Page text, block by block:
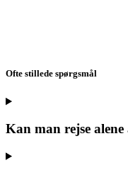
Ofte stillede spørgsmål
Kan man rejse